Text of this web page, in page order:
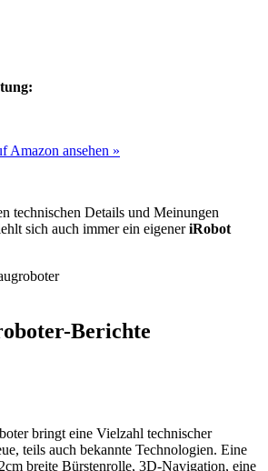
Amazon ansehen »
technischen Details und Meinungen
sich auch immer ein eigeneriRobot
Berichte
bringt eine Vielzahl technischer
teils auch bekannte Technologien. Eine
breite Bürstenrolle, 3D-Navigation, eine